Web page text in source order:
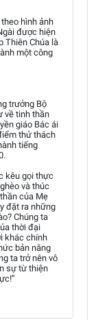
hình ảnh
được hiện
Thiên Chúa là
một công
trưởng Bộ
về tinh thần
giáo Bác ái
thử thách
tiếng
kêu gọi thực
và thúc
của Mẹ
đặt ra những
Chúng ta
thời đại
khác chính
bản năng
ta trở nên vô
sự từ thiện